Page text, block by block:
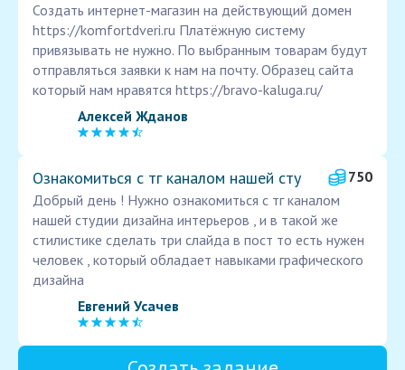
Создать интернет-магазин на действующий домен
https://komfortdveri.ru Платёжную систему
привязывать не нужно. По выбранным товарам будут
отправляться заявки к нам на почту. Образец сайта
который нам нравятся https://bravo-kaluga.ru/
Алексей Жданов
Ознакомиться с тг каналом нашей сту
750
Добрый день ! Нужно ознакомиться с тг каналом
нашей студии дизайна интерьеров , и в такой же
стилистике сделать три слайда в пост то есть нужен
человек , который обладает навыками графического
дизайна
Евгений Усачев